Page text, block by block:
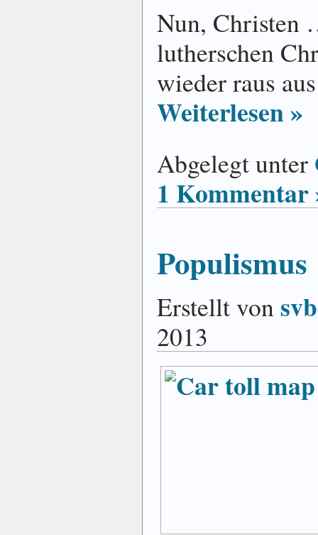
Nun, Christen
lutherschen
wieder raus
Weiterlesen »
Abgelegt unter
1 Kommentar
Populismus
Erstellt vonsvb
2013